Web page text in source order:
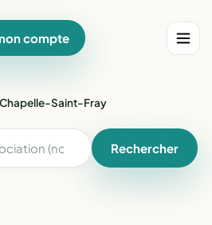
compte
Chapelle-Saint-Fray
Rechercher